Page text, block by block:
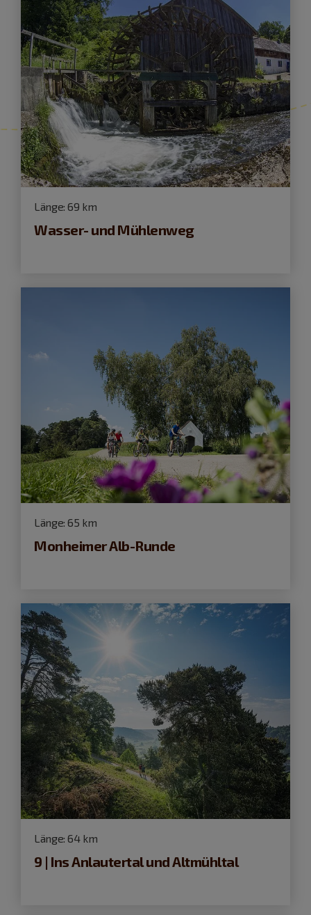
Länge: 69 km
Wasser- und Mühlenweg
Länge: 65 km
Monheimer Alb-Runde
Länge: 64 km
9 | Ins Anlautertal und Altmühltal